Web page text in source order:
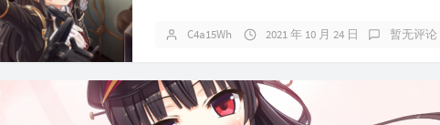
C4a15Wh 2021 年 10 月 24 日 暂无评论